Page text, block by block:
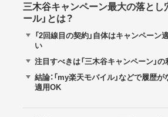
三木谷キャンペーン最大の落とし
ール」とは？
「2回線目の契約」自体はキャンペーン
い
注目すべきは「三木谷キャンペーン」
結論：「my楽天モバイル」などで履歴
適用OK